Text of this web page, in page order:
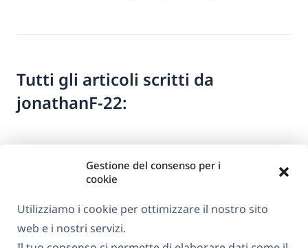
Gestione del consenso per i
cookie
Utilizziamo i cookie per ottimizzare il nostro sito
web e i nostri servizi.
Tutti gli articoli scritti da
jonathanF-22: